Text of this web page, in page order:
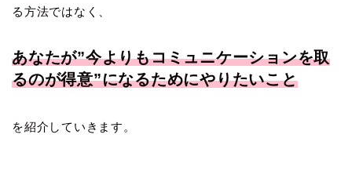
る方法ではなく、
あなたが”今よりもコミュニケーションを取
るのが得意”になるためにやりたいこと
を紹介していきます。